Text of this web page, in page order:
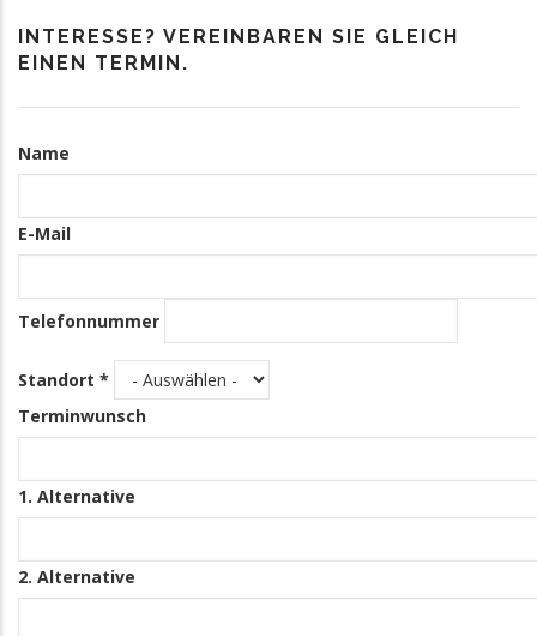
INTERESSE? VEREINBAREN SIE GLEICH
EINEN TERMIN.
Informationen
Name
E-Mail
Telefonnummer
Standort *
Terminwunsch
1. Alternative
2. Alternative